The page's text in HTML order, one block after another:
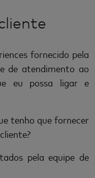
fornecido pela
de atendimento ao
eu possa ligar e
tenho que fornecer
pela equipe de